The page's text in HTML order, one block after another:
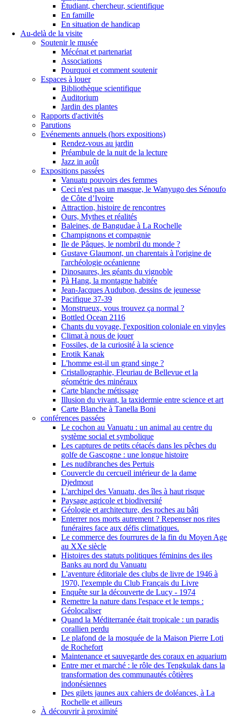
Étudiant, chercheur, scientifique
En famille
En situation de handicap
Au-delà de la visite
Soutenir le musée
Mécénat et partenariat
Associations
Pourquoi et comment soutenir
Espaces à louer
Bibliothèque scientifique
Auditorium
Jardin des plantes
Rapports d'activités
Parutions
Evénements annuels (hors expositions)
Rendez-vous au jardin
Préambule de la nuit de la lecture
Jazz in août
Expositions passées
Vanuatu pouvoirs des femmes
Ceci n'est pas un masque, le Wanyugo des Sénoufo
de Côte d’Ivoire
Attraction, histoire de rencontres
Ours, Mythes et réalités
Baleines, de Bangudae à La Rochelle
Champignons et compagnie
Ile de Pâques, le nombril du monde ?
Gustave Glaumont, un charentais à l'origine de
l'archéologie océanienne
Dinosaures, les géants du vignoble
Pà Hang, la montagne habitée
Jean-Jacques Audubon, dessins de jeunesse
Pacifique 37-39
Monstrueux, vous trouvez ça normal ?
Bottled Ocean 2116
Chants du voyage, l'exposition coloniale en vinyles
Climat à nous de jouer
Fossiles, de la curiosité à la science
Erotik Kanak
L'homme est-il un grand singe ?
Cristallographie, Fleuriau de Bellevue et la
géométrie des minéraux
Carte blanche métissage
Illusion du vivant, la taxidermie entre science et art
Carte Blanche à Tanella Boni
conférences passées
Le cochon au Vanuatu : un animal au centre du
système social et symbolique
Les captures de petits cétacés dans les pêches du
golfe de Gascogne : une longue histoire
Les nudibranches des Pertuis
Couvercle du cercueil intérieur de la dame
Djedmout
L'archipel des Vanuatu, des îles à haut risque
Paysage agricole et biodiversité
Géologie et architecture, des roches au bâti
Enterrer nos morts autrement ? Repenser nos rites
funéraires face aux défis climatiques.
Le commerce des fourrures de la fin du Moyen Age
au XXe siècle
Histoires des statuts politiques féminins des iles
Banks au nord du Vanuatu
L'aventure éditoriale des clubs de livre de 1946 à
1970, l'exemple du Club Français du Livre
Enquête sur la découverte de Lucy - 1974
Remettre la nature dans l'espace et le temps :
Géolocaliser
Quand la Méditerranée était tropicale : un paradis
corallien perdu
Le plafond de la mosquée de la Maison Pierre Loti
de Rochefort
Maintenance et sauvegarde des coraux en aquarium
Entre mer et marché : le rôle des Tengkulak dans la
transformation des communautés côtières
indonésiennes
Des gilets jaunes aux cahiers de doléances, à La
Rochelle et ailleurs
À découvrir à proximité